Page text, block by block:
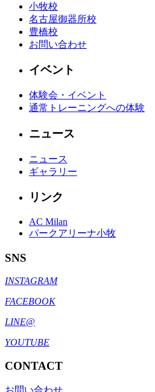
小牧校
名古屋御器所校
豊橋校
お問い合わせ
イベント
体験会・イベント
通常トレーニングへの体験
ニュース
ニュース
ギャラリー
リンク
AC Milan
パークアリーナ小牧
SNS
INSTAGRAM
FACEBOOK
LINE@
YOUTUBE
CONTACT
お問い合わせ